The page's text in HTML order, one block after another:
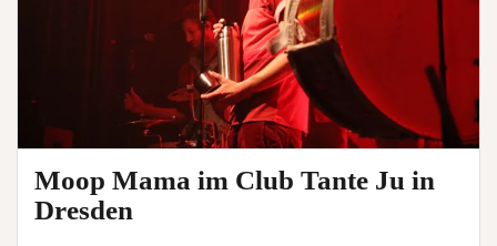
Moop Mama im Club Tante Ju in
Dresden